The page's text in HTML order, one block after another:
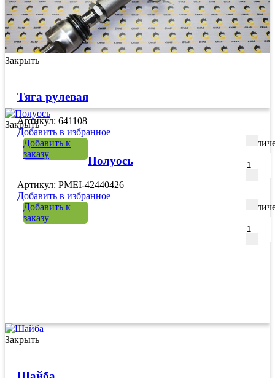
Закрыть
Тяга рулевая
Артикул: 641108
Добавить в избранное
Добавить к
заказу
Закрыть
Полуось
Артикул: PMEI-42440426
Добавить в избранное
Добавить к
заказу
Закрыть